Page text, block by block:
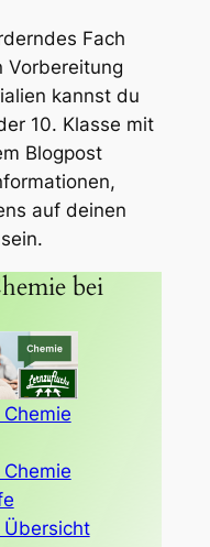
Fach
Vorbereitung
kannst du
10. Klasse mit
Blogpost
auf deinen
bei